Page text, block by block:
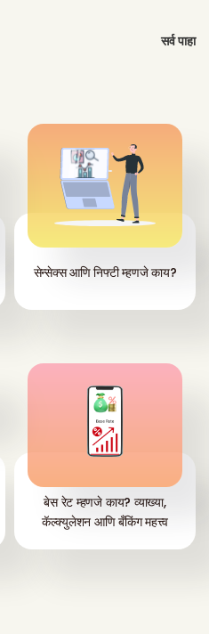
सर्व पाहा
सेन्सेक्स आणि निफ्टी म्हणजे काय?
बेस रेट म्हणजे काय? व्याख्या,
कॅल्क्युलेशन आणि बँकिंग महत्त्व